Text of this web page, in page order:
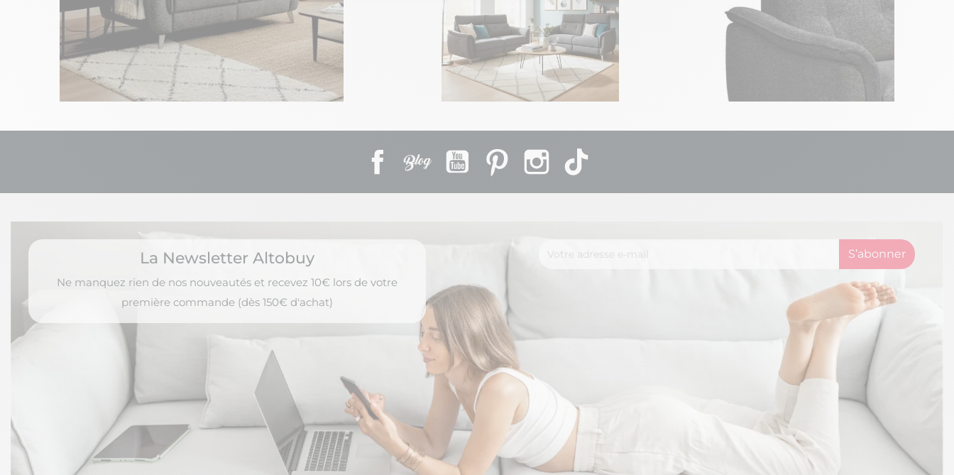
Notre plateforme vous permet d'adapter et de gérer vos paramètres de confidentialité, en garantissant la conformité avec les
Facebook
Rss YouTube PinterestInstagram
La Newsletter Altobuy
Ne manquez rien de nos nouveautés et recevez 10€ lors de votre
première commande (dès 150€ d'achat)